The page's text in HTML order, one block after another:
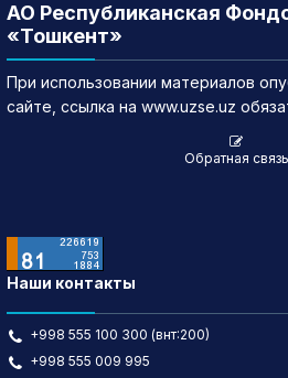
АО Республиканская
«Тошкент»
При использовании материалов
сайте, ссылка на www.uzse.uz
Обратная связь
Наши контакты
+998 555 100 300 (внт:200)
+998 555 009 995